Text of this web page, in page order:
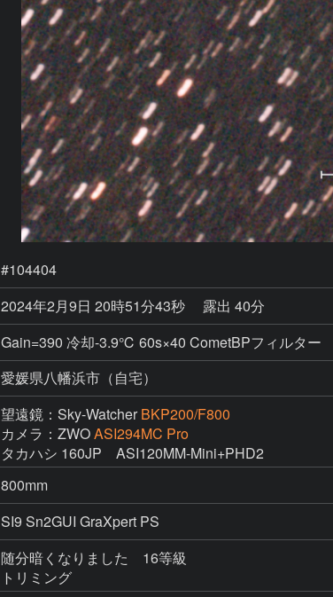
#104404
2024年2月9日 20時51分43秒
露出 40分
Gain=390 冷却-3.9℃ 60s×40 CometBPフィルター
愛媛県八幡浜市（自宅）
望遠鏡：Sky-Watcher BKP200/F800
カメラ：ZWOASI294MC Pro
タカハシ 160JP　ASI120MM-Mini+PHD2
800mm
SI9 Sn2GUI GraXpert PS
随分暗くなりました　16等級
トリミング